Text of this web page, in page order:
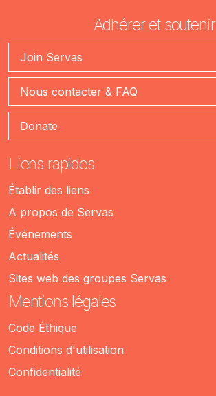
Adhérer et soutenir
Join Servas
Nous contacter & FAQ
Donate
Liens rapides
Établir des liens
A propos de Servas
Événements
Actualités
Sites web des groupes Servas
Mentions légales
Code Éthique
Conditions d'utilisation
Confidentialité